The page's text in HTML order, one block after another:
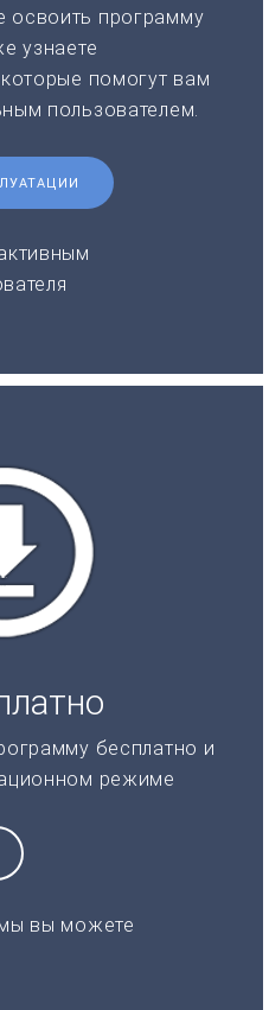
программу
узнаете
помогут вам
пользователем.
бесплатно и
режиме
вы можете